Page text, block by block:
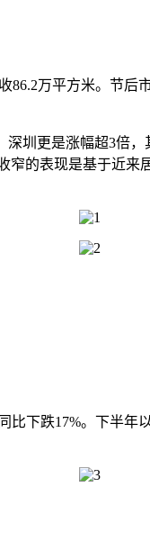
万平方米。节后
更是涨幅超3倍，
的表现是基于近
下跌17%。下半